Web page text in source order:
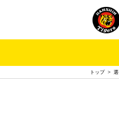
トップ>